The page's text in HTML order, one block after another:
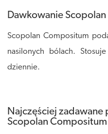
Dawkowanie
Scopolan Compositum
nasilonych bólach.
dziennie.
Najczęściej zadawane
Scopolan Compositum